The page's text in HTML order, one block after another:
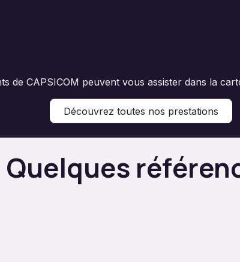
de CAPSICOM peuvent vous assister dans la
Découvrez toutes nos prestations
Quelques